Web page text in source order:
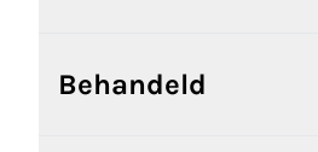
Behandeld